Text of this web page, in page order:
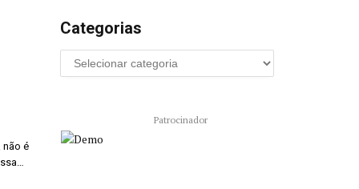
não é
Categorias
Patrocinador